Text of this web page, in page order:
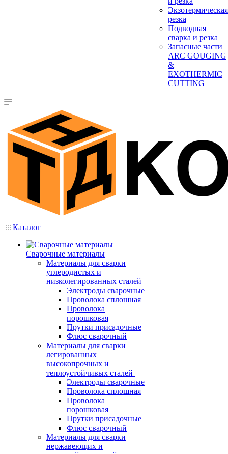
Экзотермическая
резка
Подводная
сварка и резка
Запасные части
ARC GOUGING
&
EXOTHERMIC
CUTTING
Каталог
Сварочные материалы
Материалы для сварки
углеродистых и
низколегированных сталей
Электроды сварочные
Проволока сплошная
Проволока
порошковая
Прутки присадочные
Флюс сварочный
Материалы для сварки
легированных
высокопрочных и
теплоустойчивых сталей
Электроды сварочные
Проволока сплошная
Проволока
порошковая
Прутки присадочные
Флюс сварочный
Материалы для сварки
нержавеющих и